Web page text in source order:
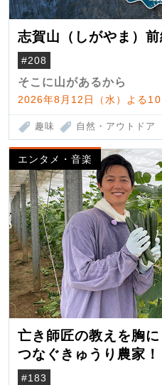
志賀山（しがやま）前
#208
そこに山があるから
2026年8月12日（水）よる
趣味 自然・アウトドア
エンタメ・音楽
亡き師匠の教えを胸
つなぐきゅうり農家！
#183